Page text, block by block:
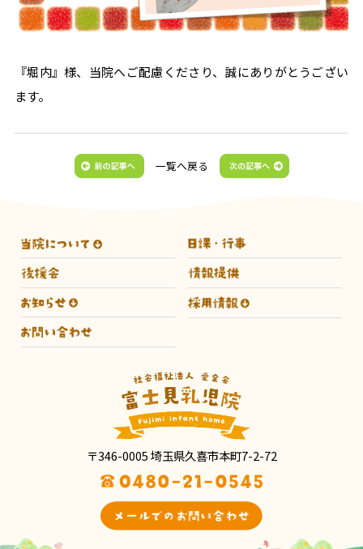
『堀内』様、当院へご配慮くださり、誠にありがとうござい
ます。
一覧へ戻る
〒346-0005 埼玉県久喜市本町7-2-72